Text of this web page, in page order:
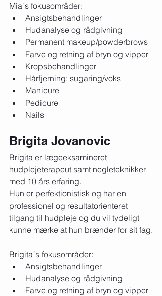
Mia´s fokusområder:
Ansigtsbehandlinger
Hudanalyse og rådgivning
Permanent makeup/powderbrows
Farve og retning af bryn og vipper
Kropsbehandlinger
Hårfjerning: sugaring/voks
Manicure
Pedicure
Nails
Brigita Jovanovic
Brigita er lægeeksamineret
hudplejeterapeut samt negleteknikker
med 10 års erfaring.
Hun er perfektionistisk og har en
professionel og resultatorienteret
tilgang til hudpleje og du vil tydeligt
kunne mærke at hun brænder for sit fag.
Brigita´s fokusområder:
Ansigtsbehandlinger
Hudanalyse og rådgivning
Farve og retning af bryn og vipper